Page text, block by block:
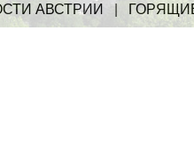
АВСТРИИ